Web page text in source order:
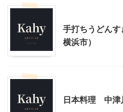
手打ちうどん
横浜市）
日本料理 中津